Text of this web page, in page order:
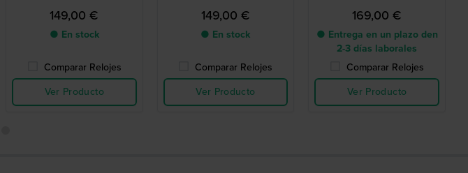
149,00 €
● En stock
Comparar Relojes
Ver Producto
149,00 €
● En stock
Comparar Relojes
Ver Producto
169,00 €
● Entrega en un plazo den
2-3 días laborales
Comparar Relojes
Ver Producto